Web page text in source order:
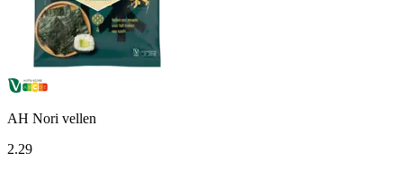
AH Nori vellen
2.29